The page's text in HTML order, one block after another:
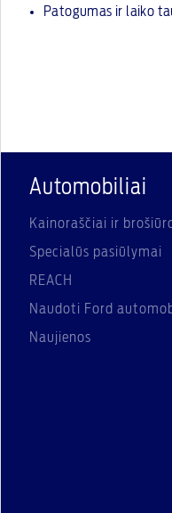
Patogumas ir laiko
Automobiliai
Kainoraščiai ir
Specialūs pasiūlymai
REACH
Naudoti Ford
Naujienos